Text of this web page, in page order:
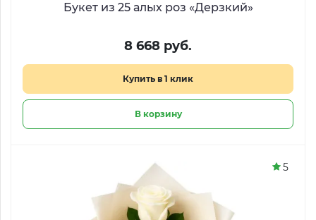
Букет из 25 алых роз «Дерзкий»
8 668 руб.
Купить в 1 клик
В корзину
5